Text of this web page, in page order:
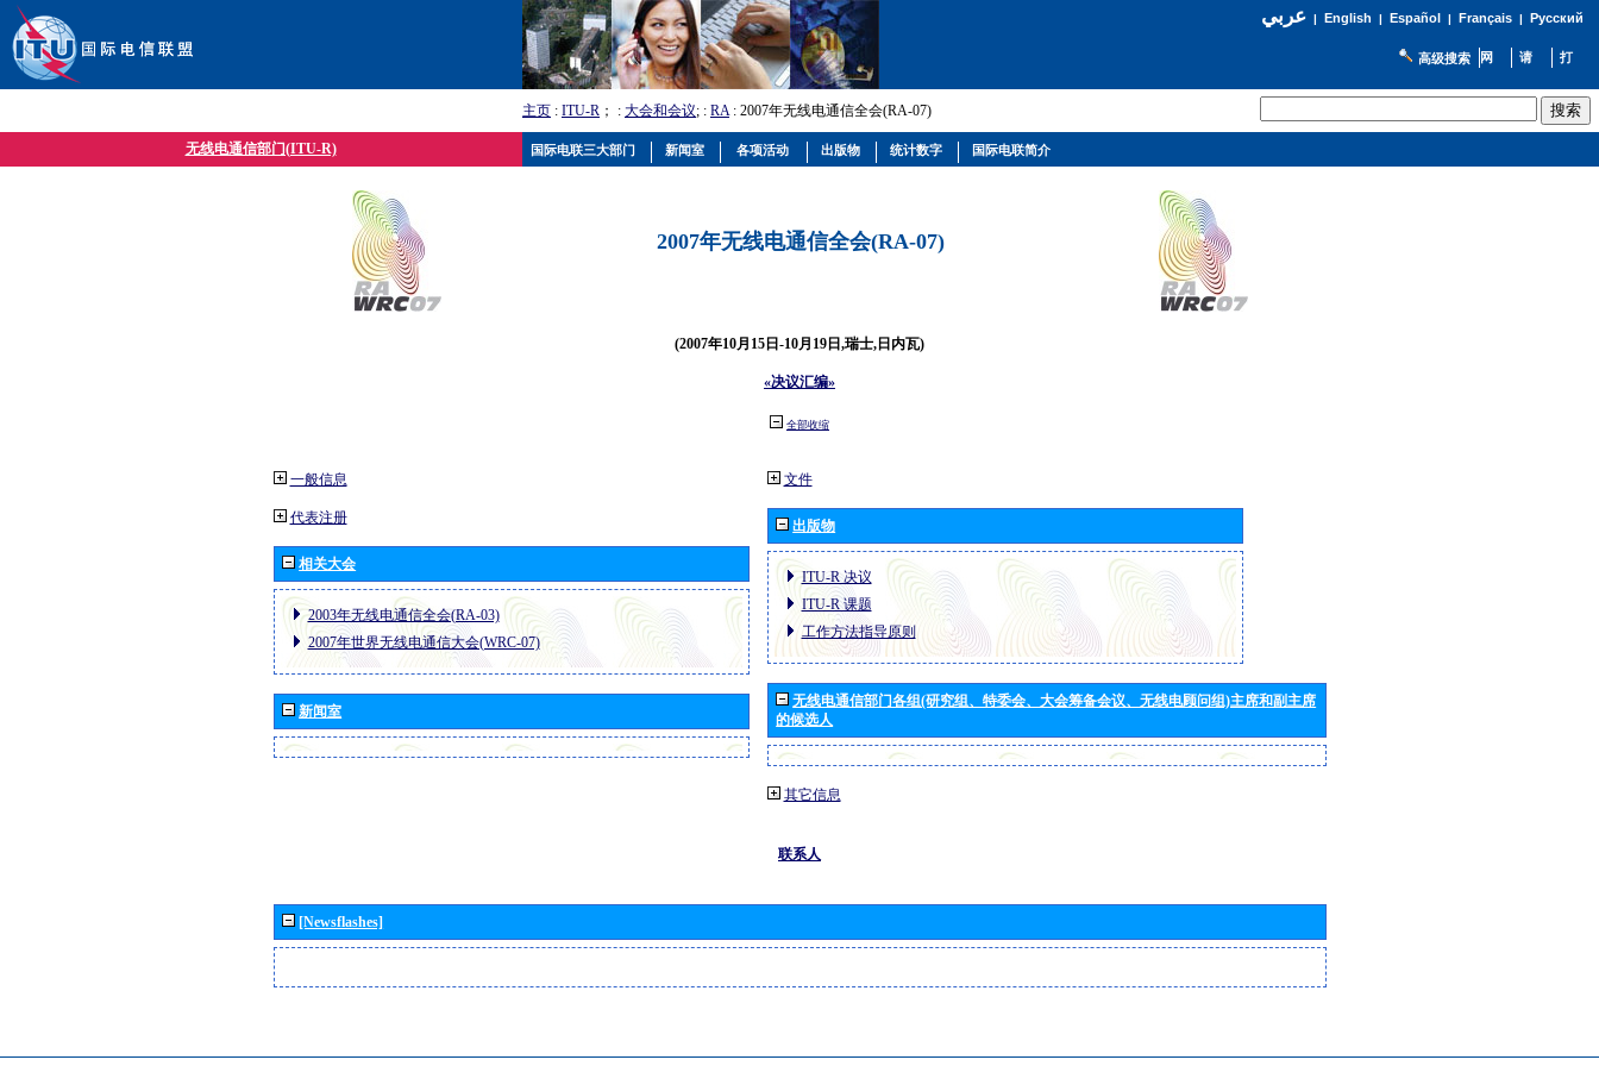
عربي| English | Español | Français| Русский
高级搜索
主页 : ITU-R ； : 大会和会议; : RA: 2007年无线电通信全会(RA-07)
无线电通信部门(ITU-R)
2007年无线电通信全会(RA-07)
(2007年10月15日-10月19日,瑞士,日内瓦)
«决议汇编»
全部收缩
一般信息
代表注册
相关大会
2003年无线电通信全会(RA-03)
2007年世界无线电通信大会(WRC-07)
新闻室
文件
出版物
ITU-R 决议
ITU-R 课题
工作方法指导原则
无线电通信部门各组(研究组、特委会、大会筹备会议、无线电顾问组)主席和副主席
的候选人
其它信息
联系人
[Newsflashes]
国际电联三大部门 新闻室 各项活动 出版物 统计数字 国际电联简介